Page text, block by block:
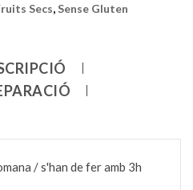
Secs,Sense Gluten
/ s'han de fer amb 3h